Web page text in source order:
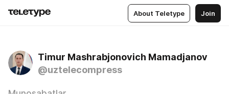
About Teletype Join
Timur Mashrabjonovich Mamadjanov
@uztelecompress